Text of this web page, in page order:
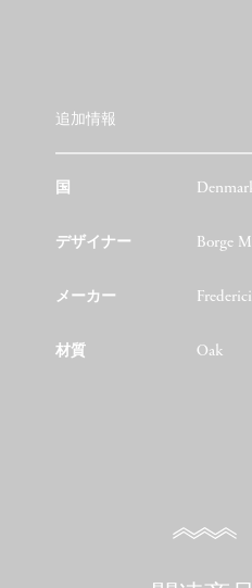
追加情報
国
デザイナー Borge
メーカー
材質 Oak